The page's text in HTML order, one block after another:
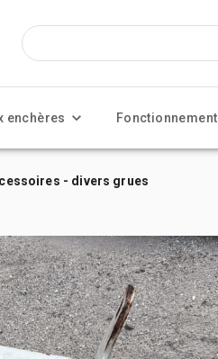
enchères Fonctionnement
- divers grues